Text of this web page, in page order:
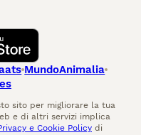
MundoAnimalia
sito per migliorare la tua
e di altri servizi implica
e Cookie Policy di